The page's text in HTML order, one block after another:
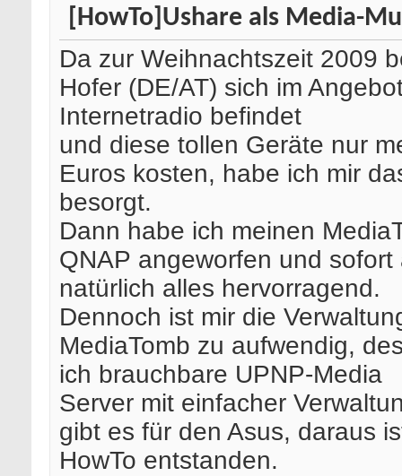
[HowTo]Ushare als Media-
Da zur Weihnachtszeit 2009
Hofer (DE/AT) sich im
Internetradio befindet
und diese tollen Geräte nur
Euros kosten, habe ich mir
besorgt.
Dann habe ich meinen
QNAP angeworfen und sofort
natürlich alles hervorragend.
Dennoch ist mir die
MediaTomb zu aufwendig,
ich brauchbare UPNP-Media
Server mit einfacher
gibt es für den Asus, daraus
HowTo entstanden.